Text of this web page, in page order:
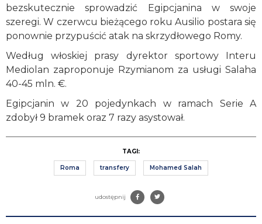
bezskutecznie sprowadzić Egipcjanina w swoje
szeregi. W czerwcu bieżącego roku Ausilio postara się
ponownie przypuścić atak na skrzydłowego Romy.
Według włoskiej prasy dyrektor sportowy Interu
Mediolan zaproponuje Rzymianom za usługi Salaha
40-45 mln. €.
Egipcjanin w 20 pojedynkach w ramach Serie A
zdobył 9 bramek oraz 7 razy asystował.
TAGI:
Roma transfery Mohamed Salah
udostępnij